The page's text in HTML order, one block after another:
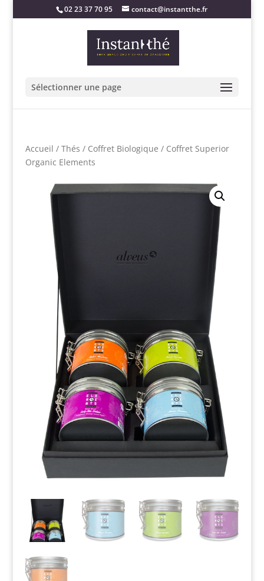
02 23 37 70 95 contact@instantthe.fr
Sélectionner une page
Accueil / Thés / Coffret Biologique / Coffret Superior
Organic Elements